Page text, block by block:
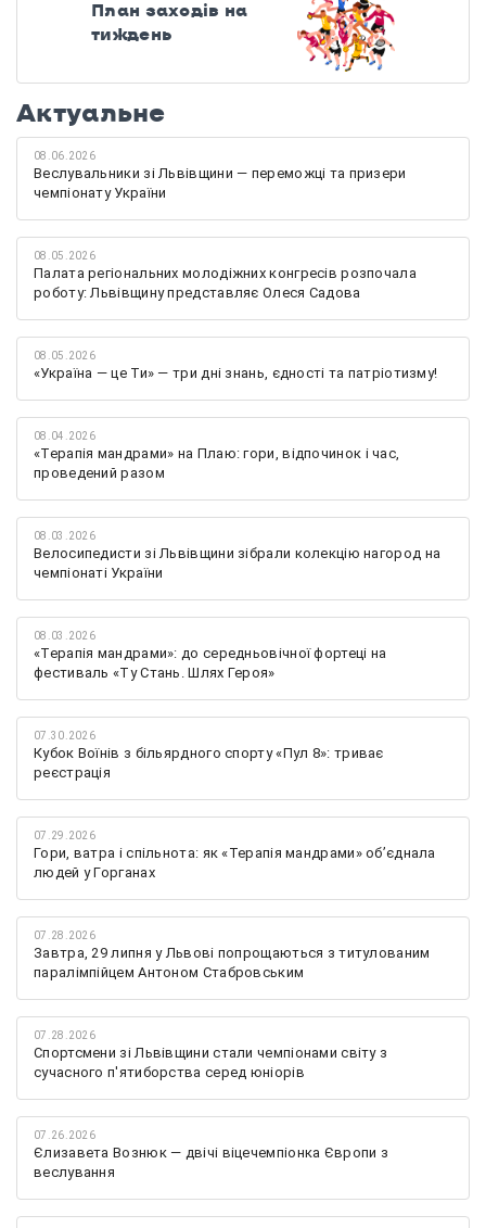
План заходів на
тиждень
Актуальне
08.06.2026
Веслувальники зі Львівщини — переможці та призери
чемпіонату України
08.05.2026
Палата регіональних молодіжних конгресів розпочала
роботу: Львівщину представляє Олеся Садова
08.05.2026
«Україна — це Ти» — три дні знань, єдності та патріотизму!
08.04.2026
«Терапія мандрами» на Плаю: гори, відпочинок і час,
проведений разом
08.03.2026
Велосипедисти зі Львівщини зібрали колекцію нагород на
чемпіонаті України
08.03.2026
«Терапія мандрами»: до середньовічної фортеці на
фестиваль «Ту Стань. Шлях Героя»
07.30.2026
Кубок Воїнів з більярдного спорту «Пул 8»: триває
реєстрація
07.29.2026
Гори, ватра і спільнота: як «Терапія мандрами» об’єднала
людей у Горганах
07.28.2026
Завтра, 29 липня у Львові попрощаються з титулованим
паралімпійцем Антоном Стабровським
07.28.2026
Спортсмени зі Львівщини стали чемпіонами світу з
сучасного п'ятиборства серед юніорів
07.26.2026
Єлизавета Вознюк — двічі віцечемпіонка Європи з
веслування